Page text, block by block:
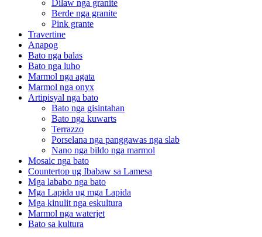
Dilaw nga granite
Berde nga granite
Pink grante
Travertine
Anapog
Bato nga balas
Bato nga luho
Marmol nga agata
Marmol nga onyx
Artipisyal nga bato
Bato nga gisintahan
Bato nga kuwarts
Terrazzo
Porselana nga panggawas nga slab
Nano nga bildo nga marmol
Mosaic nga bato
Countertop ug Ibabaw sa Lamesa
Mga lababo nga bato
Mga Lapida ug mga Lapida
Mga kinulit nga eskultura
Marmol nga waterjet
Bato sa kultura